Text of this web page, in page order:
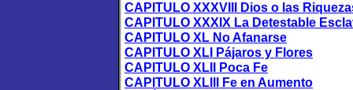
CAPITULO XXXVIII Dios o las
CAPITULO XXXIX La Detestable
CAPITULO XL No Afanarse
CAPITULO XLI Pájaros y Flores
CAPITULO XLII Poca Fe
CAPITULO XLlll Fe en Aumento